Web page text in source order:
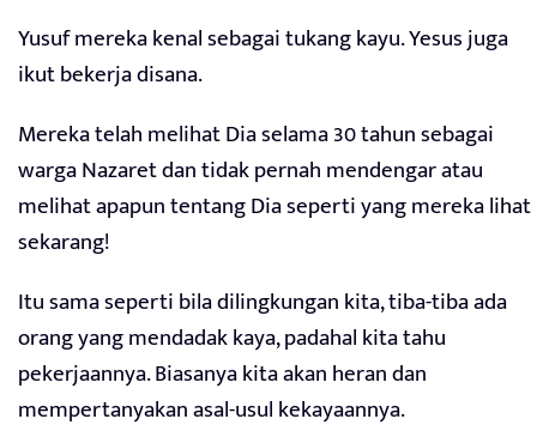
Yusuf mereka kenal sebagai tukang kayu. Yesus juga
ikut bekerja disana.
Mereka telah melihat Dia selama 30 tahun sebagai
warga Nazaret dan tidak pernah mendengar atau
melihat apapun tentang Dia seperti yang mereka lihat
sekarang!
Itu sama seperti bila dilingkungan kita, tiba-tiba ada
orang yang mendadak kaya, padahal kita tahu
pekerjaannya. Biasanya kita akan heran dan
mempertanyakan asal-usul kekayaannya.